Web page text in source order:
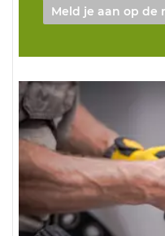
Meld je aan op de